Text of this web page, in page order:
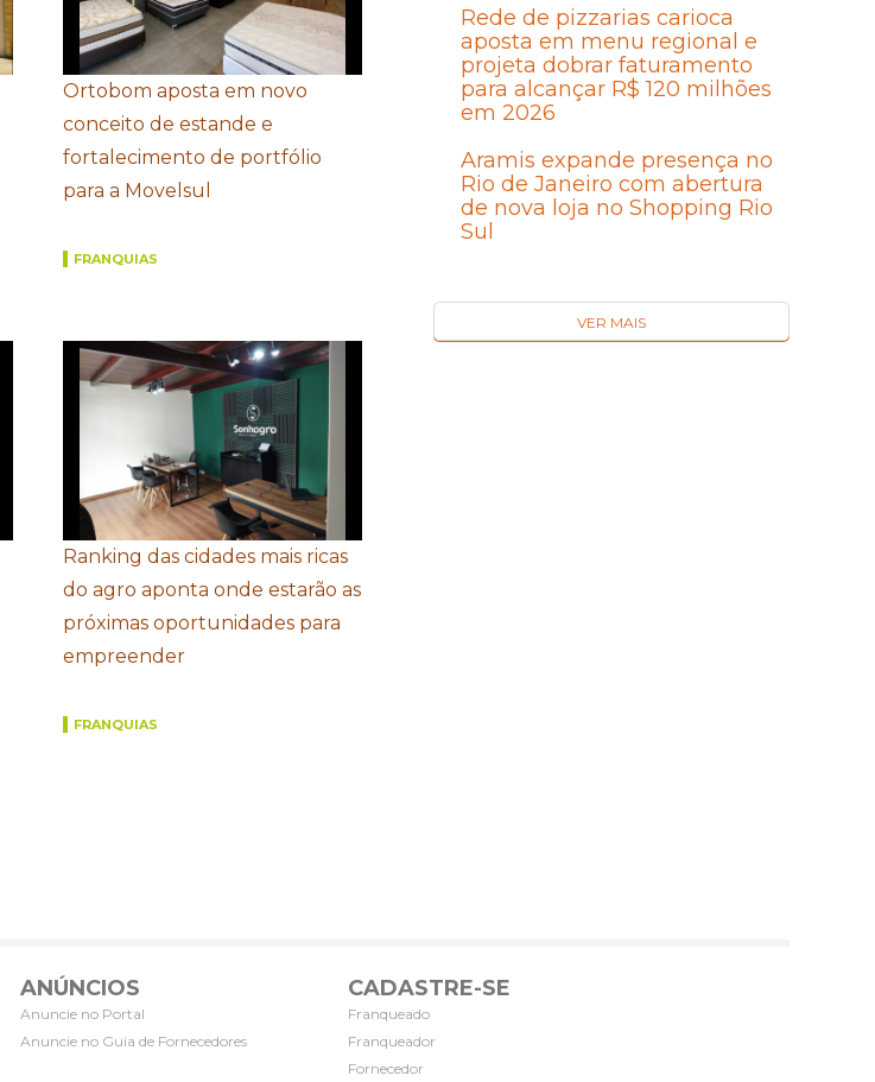
Ortobom aposta em novo
conceito de estande e
fortalecimento de portfólio
para a Movelsul
FRANQUIAS
Ranking das cidades mais ricas
do agro aponta onde estarão as
próximas oportunidades para
empreender
FRANQUIAS
Rede de pizzarias carioca
aposta em menu regional e
projeta dobrar faturamento
para alcançar R$ 120 milhões
em 2026
Aramis expande presença no
Rio de Janeiro com abertura
de nova loja no Shopping Rio
Sul
VER MAIS
ANÚNCIOS
Anuncie no Portal
Anuncie no Guia de Fornecedores
CADASTRE-SE
Franqueado
Franqueador
Fornecedor